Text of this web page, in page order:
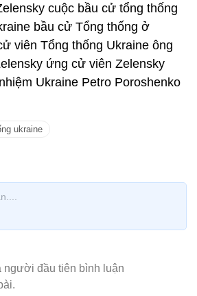
cuộc bầu cử tổng thống
bầu cử Tổng thống ở
viên Tổng thống Ukraine ông
ứng cử viên Zelensky
Ukraine Petro Poroshenko
ukraine